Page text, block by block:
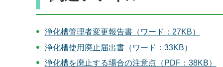
浄化槽管理者変更報告書（ワード：27KB）
浄化槽使用廃止届出書（ワード：33KB）
浄化槽を廃止する場合の注意点（PDF：38KB）